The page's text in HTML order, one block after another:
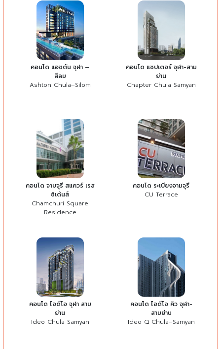
คอนโด แอชตัน จุฬา –
สีลม
Ashton Chula–Silom
คอนโด แชปเตอร์ จุฬา-สาม
ย่าน
Chapter Chula Samyan
คอนโด จามจุรี สแควร์ เรส
ซิเด้นส์
Chamchuri Square
Residence
คอนโด ระเบียงจามจุรี
CU Terrace
คอนโด ไอดีโอ จุฬา สาม
ย่าน
Ideo Chula Samyan
คอนโด ไอดีโอ คิว จุฬา-
สามย่าน
Ideo Q Chula–Samyan